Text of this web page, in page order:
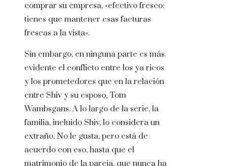
comprar su empresa, «efectivo fresco:
tienes que mantener esas facturas
frescas a la vista».
Sin embargo, en ninguna parte es más
evidente el conflicto entre los ya ricos
y los prometedores que en la relación
entre Shiv y su esposo, Tom
Wambsgans. A lo largo de la serie, la
familia, incluido Shiv, lo considera un
extraño. No le gusta, pero está de
acuerdo con eso, hasta que el
matrimonio de la pareja, que nunca ha